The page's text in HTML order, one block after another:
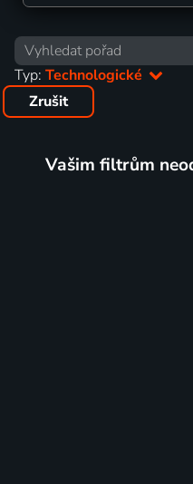
Typ: Technologické
Zrušit
Vašim filtrům